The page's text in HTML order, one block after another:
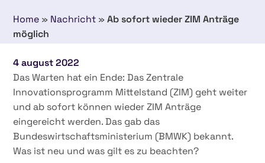
Home » Nachricht »Ab sofort wieder ZIM Anträge
möglich
4 august 2022
Das Warten hat ein Ende: Das Zentrale
Innovationsprogramm Mittelstand (ZIM) geht weiter
und ab sofort können wieder ZIM Anträge
eingereicht werden. Das gab das
Bundeswirtschaftsministerium (BMWK) bekannt.
Was ist neu und was gilt es zu beachten?